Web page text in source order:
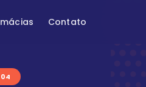
Contato